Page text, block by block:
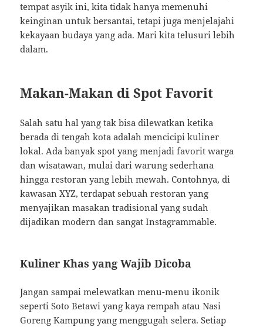
tempat asyik ini, kita tidak hanya memenuhi
keinginan untuk bersantai, tetapi juga menjelajahi
kekayaan budaya yang ada. Mari kita telusuri lebih
dalam.
Makan-Makan di Spot Favorit
Salah satu hal yang tak bisa dilewatkan ketika
berada di tengah kota adalah mencicipi kuliner
lokal. Ada banyak spot yang menjadi favorit warga
dan wisatawan, mulai dari warung sederhana
hingga restoran yang lebih mewah. Contohnya, di
kawasan XYZ, terdapat sebuah restoran yang
menyajikan masakan tradisional yang sudah
dijadikan modern dan sangat Instagrammable.
Kuliner Khas yang Wajib Dicoba
Jangan sampai melewatkan menu-menu ikonik
seperti Soto Betawi yang kaya rempah atau Nasi
Goreng Kampung yang menggugah selera. Setiap